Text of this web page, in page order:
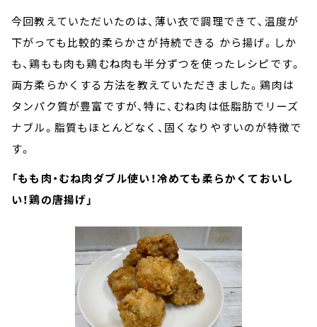
今回教えていただいたのは、薄い衣で調理できて、温度が
下がっても比較的柔らかさが持続できる から揚げ。しか
も、鶏もも肉も鶏むね肉も半分ずつを使ったレシピです。
両方柔らかくする方法を教えていただきました。鶏肉は
タンパク質が豊富ですが、特に、むね肉は低脂肪でリーズ
ナブル。脂質もほとんどなく、固くなりやすいのが特徴で
す。
「もも肉・むね肉ダブル使い！冷めても柔らかくておいし
い！鶏の唐揚げ」